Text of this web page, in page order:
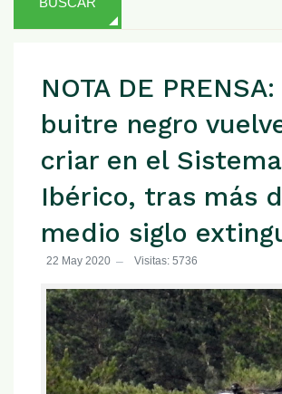
NOTA DE
buitre negro
criar en el Sistema
Ibérico, tras más
medio siglo
22 May 2020 Visitas: 5736